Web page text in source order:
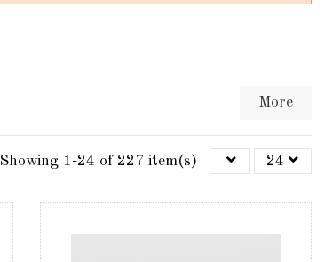
More
Showing 1-24 of 227 item(s) 24